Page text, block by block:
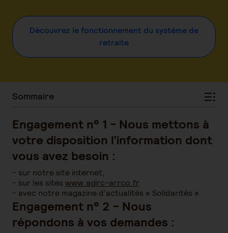
Découvrez le fonctionnement du système de
retraite
Sommaire
Engagement n° 1 - Nous mettons à
votre disposition l’information dont
vous avez besoin :
- sur notre site internet,
- sur les sites www.agirc-arrco.fr
- avec notre magazine d’actualités « Solidarités ».
Engagement n° 2 - Nous
répondons à vos demandes :